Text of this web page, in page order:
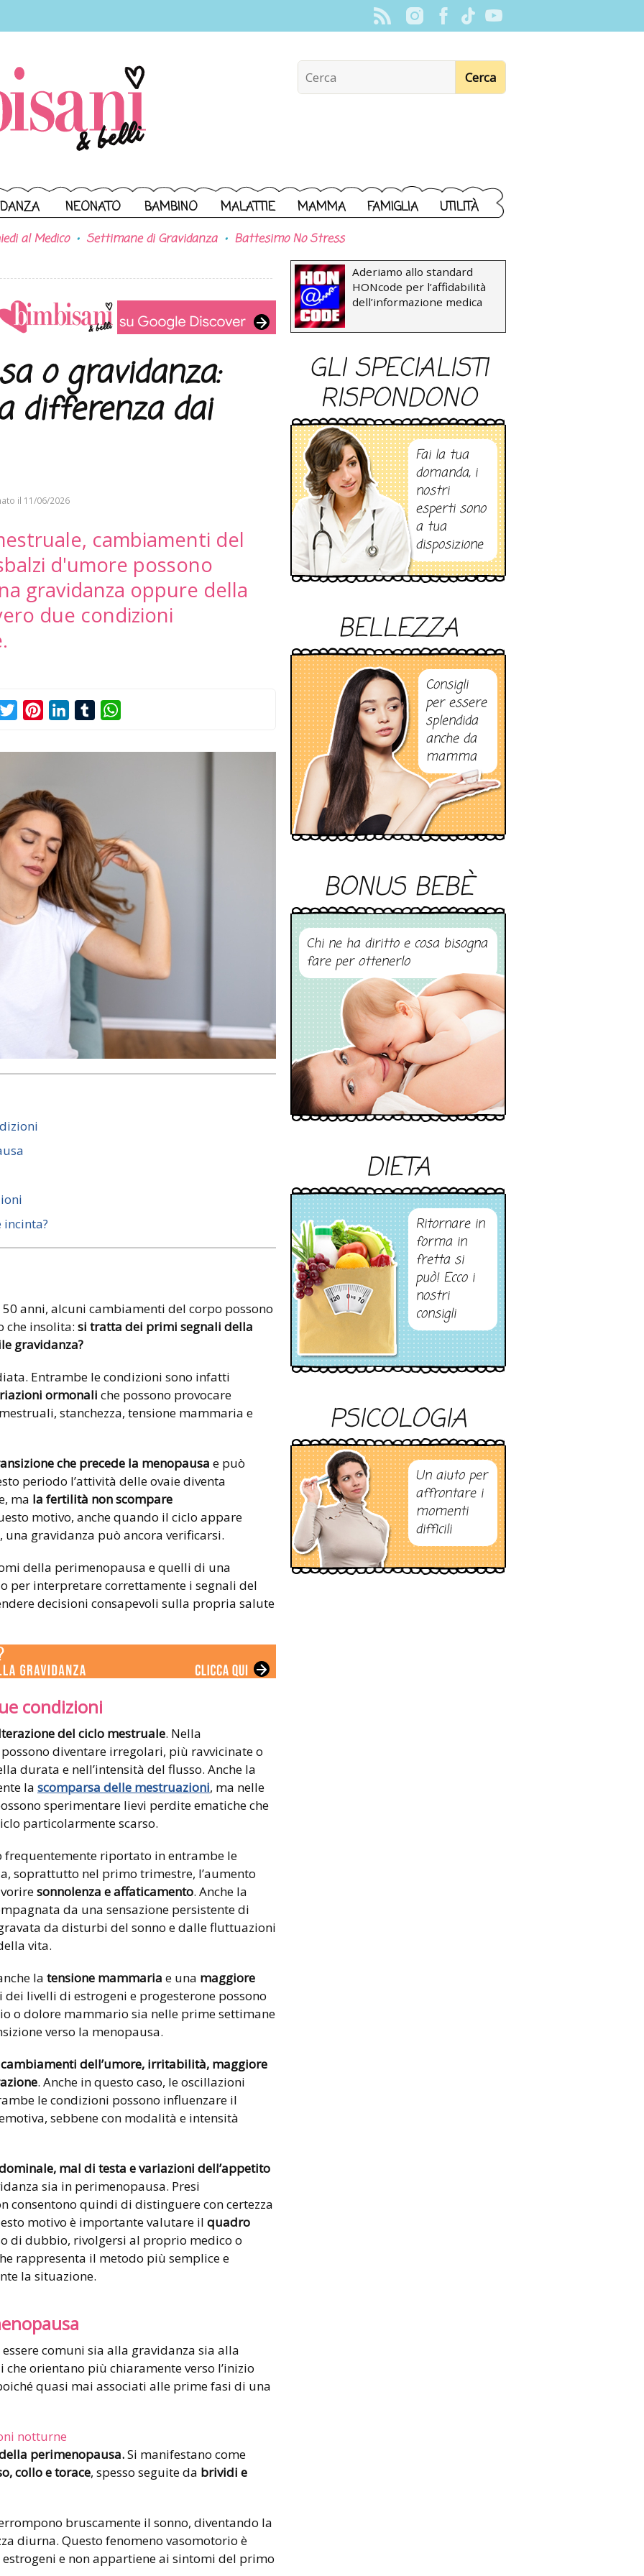
NEONATO BAMBINO MALATTIE MAMMA FAMIGLIA UTILITÀ
al Medico Settimane di Gravidanza Battesimo No Stress
o gravidanza:
differenza dai
il 11/06/2026
cambiamenti del
d'umore possono
gravidanza oppure della
due condizioni
TwitterPinterestLinkedInTumblr
incinta?
anni, alcuni cambiamenti del corpo possono
che insolita: si tratta dei primi segnali della
gravidanza?
Entrambe le condizioni sono infatti
ormonali che possono provocare
stanchezza, tensione mammaria e
che precede la menopausa e può
periodo l’attività delle ovaie diventa
ma la fertilità non scompare
motivo, anche quando il ciclo appare
gravidanza può ancora verificarsi.
della perimenopausa e quelli di una
per interpretare correttamente i segnali del
decisioni consapevoli sulla propria salute
condizioni
del ciclo mestruale. Nella
diventare irregolari, più ravvicinate o
durata e nell’intensità del flusso. Anche la
la scomparsa delle mestruazioni, ma nelle
sperimentare lievi perdite ematiche che
particolarmente scarso.
riportato in entrambe le
soprattutto nel primo trimestre, l’aumento
sonnolenza e affaticamento. Anche la
da una sensazione persistente di
da disturbi del sonno e dalle fluttuazioni
vita.
la tensione mammaria e una maggiore
dei livelli di estrogeni e progesterone possono
o dolore mammario sia nelle prime settimane
verso la menopausa.
cambiamenti dell’umore, irritabilità, maggiore
. Anche in questo caso, le oscillazioni
le condizioni possono influenzare il
sebbene con modalità e intensità
mal di testa e variazioni dell’appetito
sia in perimenopausa. Presi
consentono quindi di distinguere con certezza
motivo è importante valutare il quadro
di dubbio, rivolgersi al proprio medico o
rappresenta il metodo più semplice e
la situazione.
comuni sia alla gravidanza sia alla
orientano più chiaramente verso l’inizio
quasi mai associati alle prime fasi di una
notturne
perimenopausa.Si manifestano come
collo e torace, spesso seguite da brividi e
bruscamente il sonno, diventando la
diurna. Questo fenomeno vasomotorio è
e non appartiene ai sintomi del primo
Aderiamo allo standard
HONcode per l’affidabilità
dell’informazione medica
GLI SPECIALISTI
RISPONDONO
Fai la tua
domanda, i
nostri
esperti sono
a tua
disposizione
BELLEZZA
Consigli
per essere
splendida
anche da
mamma
BONUS BEBÈ
Chi ne ha diritto e cosa bisogna
fare per ottenerlo
DIETA
Ritornare in
forma in
fretta si
può! Ecco i
nostri
consigli
PSICOLOGIA
Un aiuto per
affrontare i
momenti
difficili